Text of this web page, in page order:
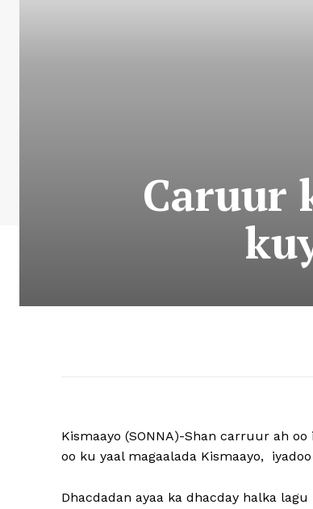
Caruur
Kismaayo (SONNA)-Shan carruur ah
oo ku yaal magaalada Kismaayo,
Dhacdadan ayaa ka dhacday halka